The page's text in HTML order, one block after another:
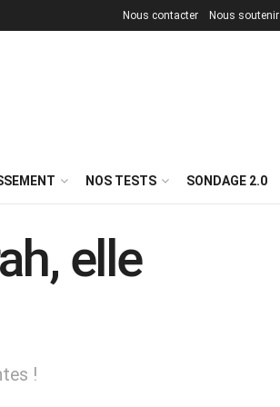
Nous contacter Nous soutenir
NOS TESTS SONDAGE 2.0
elle
!